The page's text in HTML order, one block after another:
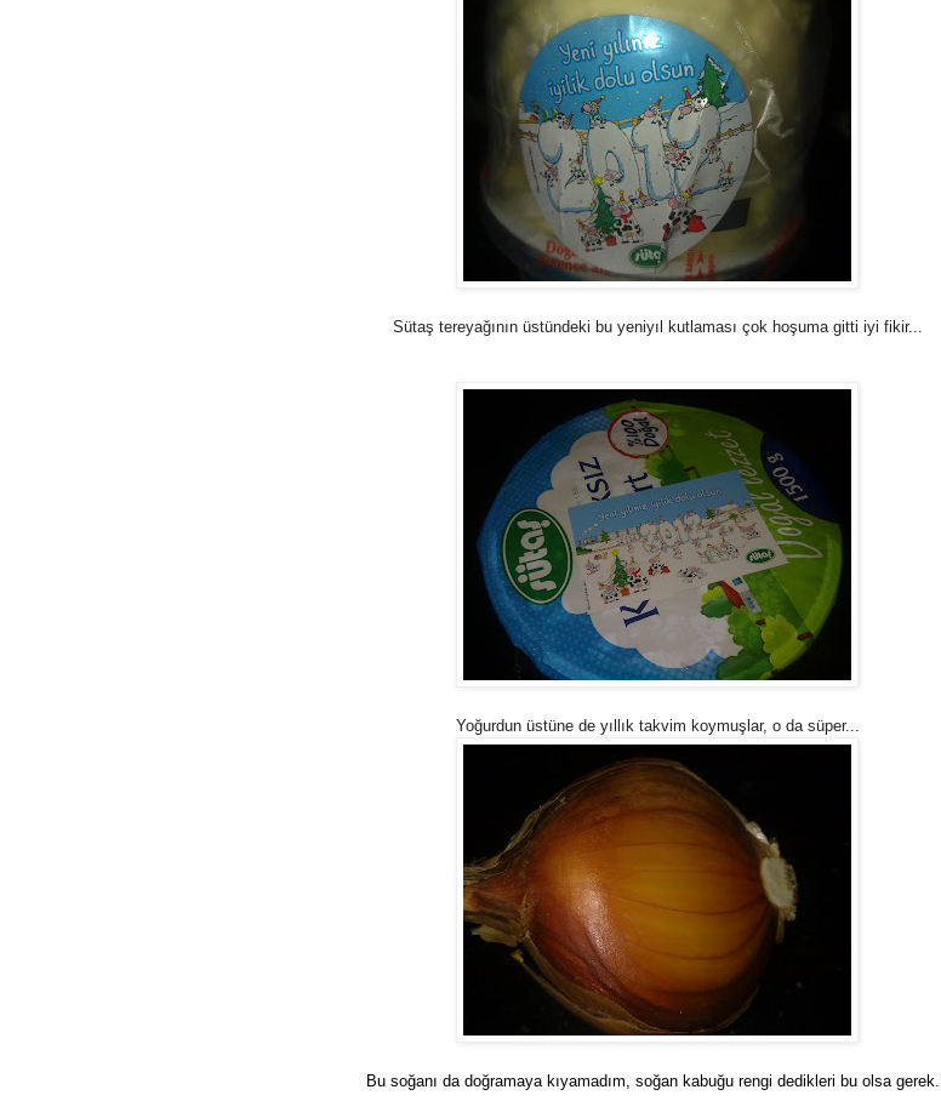
Sütaş tereyağının üstündeki bu yeniyıl kutlaması çok hoşuma gitti iyi fikir...
Yoğurdun üstüne de yıllık takvim koymuşlar, o da süper...
Bu soğanı da doğramaya kıyamadım, soğan kabuğu rengi dedikleri bu olsa gerek...